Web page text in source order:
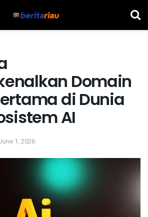
Domain
di Dunia
AI
1, 2026